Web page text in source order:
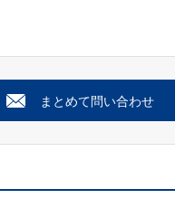
まとめて問い合わせ